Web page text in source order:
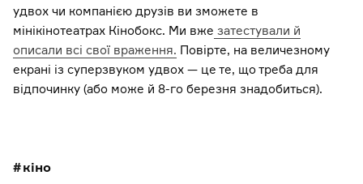
удвох чи компанією друзів ви зможете в
мінікінотеатрах Кінобокс. Ми вже затестували й
описали всі свої враження. Повірте, на величезному
екрані із суперзвуком удвох — це те, що треба для
відпочинку (або може й 8-го березня знадобиться).
кіно